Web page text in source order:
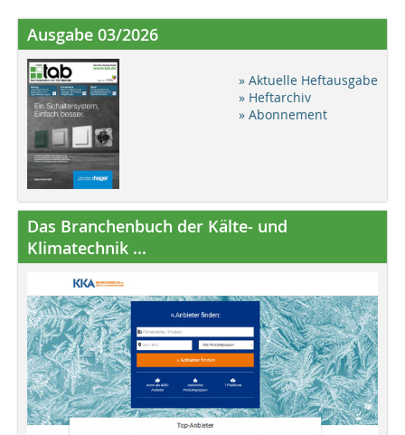
Ausgabe 03/2026
» Aktuelle Heftausgabe
» Heftarchiv
» Abonnement
Das Branchenbuch der Kälte- und
Klimatechnik ...